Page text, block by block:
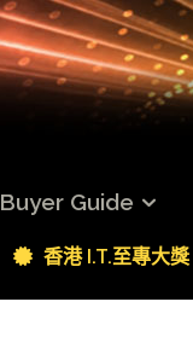
Buyer Guide
香港 I.T.至專大獎